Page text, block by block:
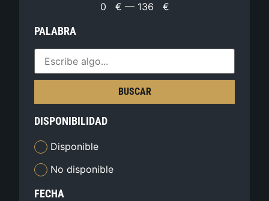
0 € — 136 €
PALABRA
BUSCAR
DISPONIBILIDAD
Disponible
No disponible
FECHA